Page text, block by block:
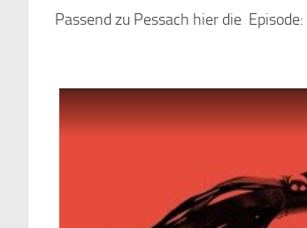
Passend zu Pessach hier die Episode: